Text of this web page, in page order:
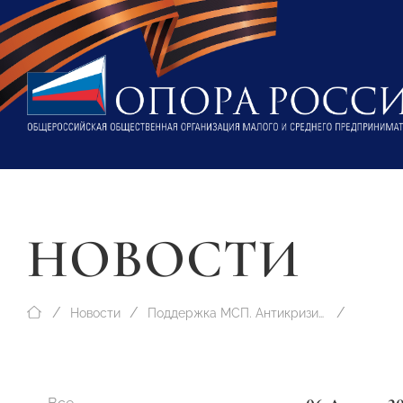
НОВОСТИ
Новости Поддержка МСП. Антикризисные меры